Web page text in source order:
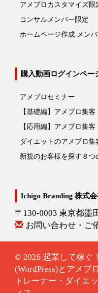
アメブロカスタマイズ限
コンサルメンバー限定
ホームページ作成 メン
購入動画ログインペー
アメブロセミナー
【基礎編】アメブロ集客
【応用編】アメブロ集客
ダイエットのアメブロ集
新規のお客様を探す８つ
Ichigo Branding 株式
〒130-0003 東京都墨
お問い合わせ・ご
© 2026 起業して稼ぐ
(WordPress)とアメブ
トレーナー・ダイエ